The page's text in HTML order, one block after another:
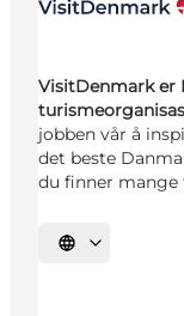
VisitDenmark er
jobben vår å
det beste
du finner mange
Velg språk